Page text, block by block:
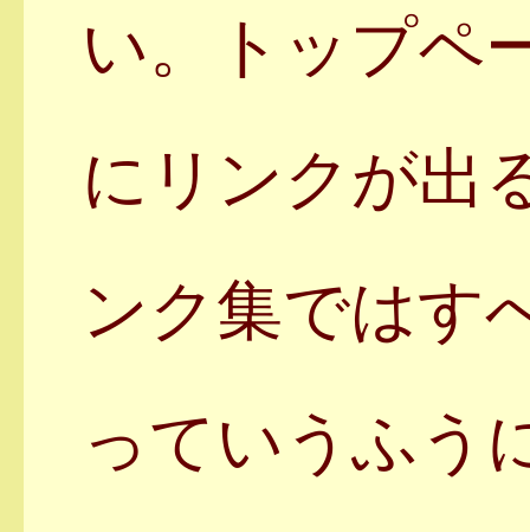
い。トップペ
にリンクが出
ンク集ではす
っていうふう